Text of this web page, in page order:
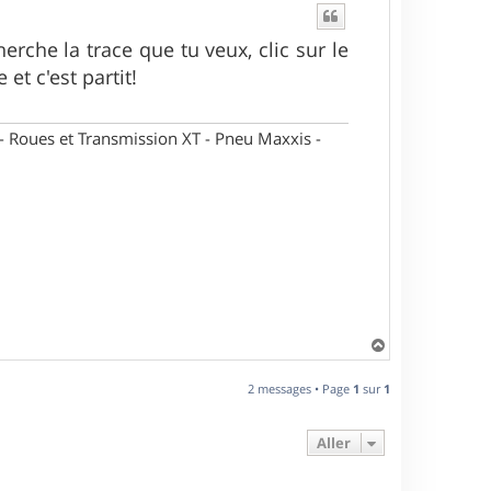
la trace que tu veux, clic sur le
et c'est partit!
et Transmission XT - Pneu Maxxis -
a
t
2 messages • Page 1 sur 1
Aller